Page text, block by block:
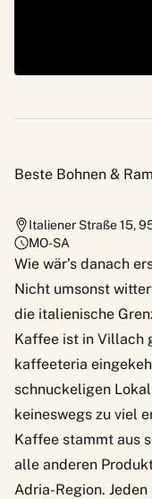
Beste Bohnen &
Italiener Straße 15,
MO-SA
Wie wär’s danach
Nicht umsonst
die italienische
Kaffee ist in Villach
kaffeeteria
schnuckeligen
keineswegs zu viel
Kaffee stammt aus
alle anderen
Adria-Region.